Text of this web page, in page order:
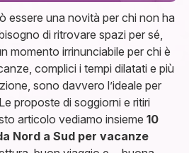
essere una novità per chi non ha
di ritrovare spazi per sé,
momento irrinunciabile per chi è
complici i tempi dilatati e più
sono davvero l’ideale per
proposte di soggiorni e ritiri
articolo vediamo insieme 10
Nord a Sud per vacanze